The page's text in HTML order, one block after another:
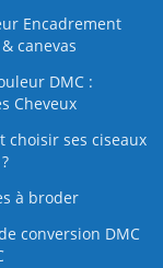
Encadrement
canevas
DMC :
Cheveux
choisir ses ciseaux
à broder
conversion DMC